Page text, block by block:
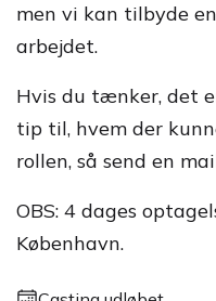
men vi kan tilbyde
arbejdet.
Hvis du tænker, det
tip til, hvem der
rollen, så send en
OBS: 4 dages
København.